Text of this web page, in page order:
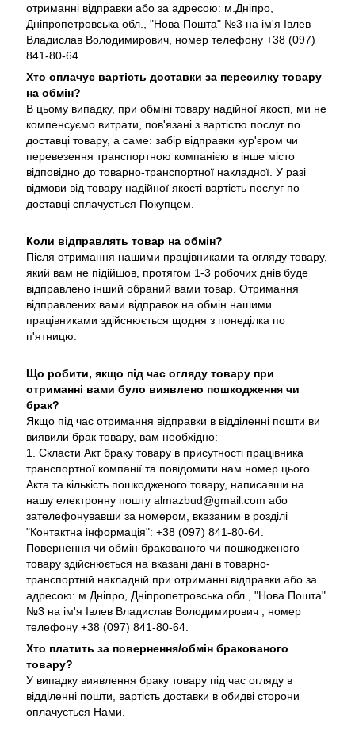
отриманні відправки або за адресою: м.Дніпро,
Дніпропетровська обл., "Нова Пошта" №3 на ім'я Івлев
Владислав Володимирович, номер телефону +38 (097)
841-80-64.
Хто оплачує вартість доставки за пересилку товару
на обмін?
В цьому випадку, при обміні товару надійної якості, ми не
компенсуємо витрати, пов'язані з вартістю послуг по
доставці товару, а саме: забір відправки кур'єром чи
перевезення транспортною компанією в інше місто
відповідно до товарно-транспортної накладної. У разі
відмови від товару надійної якості вартість послуг по
доставці сплачується Покупцем.
Коли відправлять товар на обмін?
Після отримання нашими працівниками та огляду товару,
який вам не підійшов, протягом 1-3 робочих днів буде
відправлено інший обраний вами товар. Отримання
відправлених вами відправок на обмін нашими
працівниками здійснюється щодня з понеділка по
п'ятницю.
Що робити, якщо під час огляду товару при
отриманні вами було виявлено пошкодження чи
брак?
Якщо під час отримання відправки в відділенні пошти ви
виявили брак товару, вам необхідно:
1. Скласти Акт браку товару в присутності працівника
транспортної компанії та повідомити нам номер цього
Акта та кількість пошкодженого товару, написавши на
нашу електронну пошту almazbud@gmail.com або
зателефонувавши за номером, вказаним в розділі
"Контактна інформація": +38 (097) 841-80-64.
Повернення чи обмін бракованого чи пошкодженого
товару здійснюється на вказані дані в товарно-
транспортній накладній при отриманні відправки або за
адресою: м.Дніпро, Дніпропетровська обл., "Нова Пошта"
№3 на ім'я Івлев Владислав Володимирович , номер
телефону +38 (097) 841-80-64.
Хто платить за повернення/обмін бракованого
товару?
У випадку виявлення браку товару під час огляду в
відділенні пошти, вартість доставки в обидві сторони
оплачується Нами.